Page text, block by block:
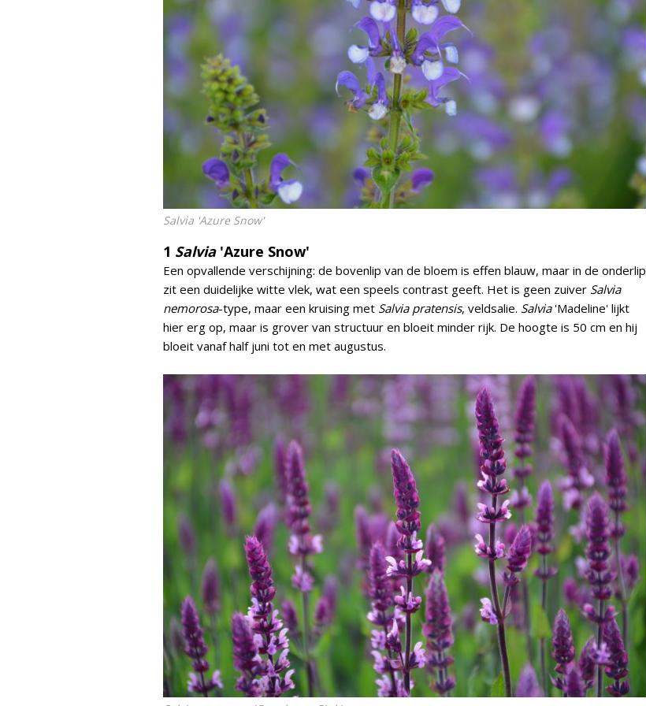
Salvia 'Azure Snow'
1 Salvia'Azure Snow'
Een opvallende verschijning: de bovenlip van de bloem is effen blauw, maar in de onderlip
zit een duidelijke witte vlek, wat een speels contrast geeft. Het is geen zuiver Salvia
nemorosa-type, maar een kruising met Salvia pratensis, veldsalie. Salvia'Madeline' lijkt
hier erg op, maar is grover van structuur en bloeit minder rijk. De hoogte is 50 cm en hij
bloeit vanaf half juni tot en met augustus.